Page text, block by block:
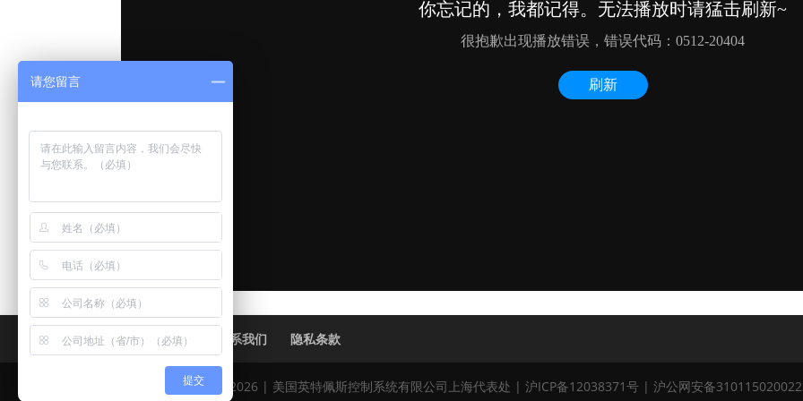
首页 全球 联系我们 隐私条款
Copyright © 2005-2026 | 美国英特佩斯控制系统有限公司上海代表处 |沪ICP备12038371号 |沪公网安备
请您留言
提交